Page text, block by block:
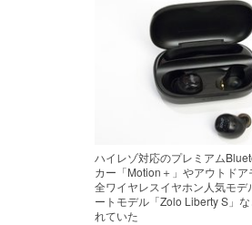
ハイレゾ対応のプレミアム
カー「Motion＋」やアウトドア
全ワイヤレスイヤホン人気モデ
ートモデル「Zolo Liberty S」
れていた